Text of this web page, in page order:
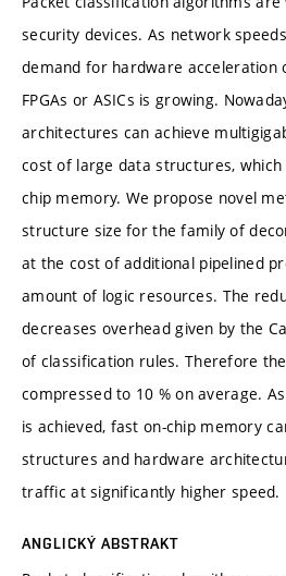
security devices. As network
demand for hardware acceleration
FPGAs or ASICs is growing.
architectures can achieve
cost of large data structures,
chip memory. We propose novel
structure size for the family of
at the cost of additional pipelined
amount of logic resources. The
decreases overhead given by the
of classification rules. Therefore
compressed to 10 % on average.
is achieved, fast on-chip memory
structures and hardware
traffic at significantly higher speed.
ANGLICKÝ ABSTRAKT